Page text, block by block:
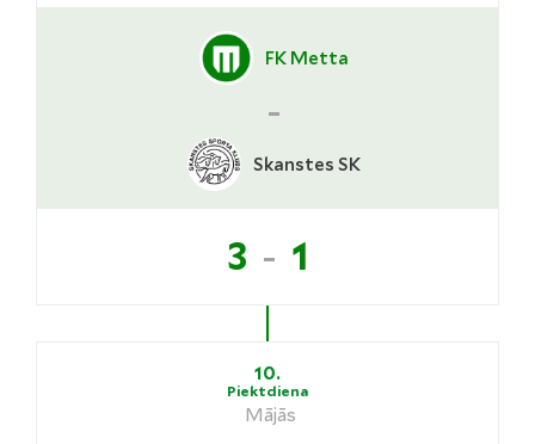
FK Metta
-
Skanstes SK
3 - 1
10.
Piektdiena
Mājās